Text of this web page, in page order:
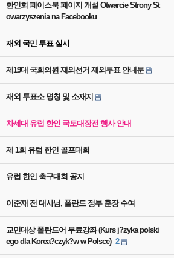
한인회 페이스북 페이지 개설 Otwarcie Strony St
owarzyszenia na Facebooku
재외 국민 투표 실시
제19대 국회의원 재외선거 재외투표 안내문
재외 투표소 명칭 및 소재지
차세대 유럽 한인 국토대장전 행사 안내
제 1회 유럽 한인 골프대회
유럽 한인 축구대회 공지
이준재 전 대사님, 폴란드 정부 훈장 수여
교민대상 폴란드어 무료강좌 (Kurs j?zyka polski
ego dla Korea?czyk?w w Polsce) 2